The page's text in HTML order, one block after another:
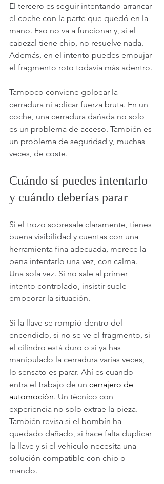
El tercero es seguir intentando arrancar
el coche con la parte que quedó en la
mano. Eso no va a funcionar y, si el
cabezal tiene chip, no resuelve nada.
Además, en el intento puedes empujar
el fragmento roto todavía más adentro.
Tampoco conviene golpear la
cerradura ni aplicar fuerza bruta. En un
coche, una cerradura dañada no solo
es un problema de acceso. También es
un problema de seguridad y, muchas
veces, de coste.
Cuándo sí puedes intentarlo
y cuándo deberías parar
Si el trozo sobresale claramente, tienes
buena visibilidad y cuentas con una
herramienta fina adecuada, merece la
pena intentarlo una vez, con calma.
Una sola vez. Si no sale al primer
intento controlado, insistir suele
empeorar la situación.
Si la llave se rompió dentro del
encendido, si no se ve el fragmento, si
el cilindro está duro o si ya has
manipulado la cerradura varias veces,
lo sensato es parar. Ahí es cuando
entra el trabajo de un cerrajero de
automoción. Un técnico con
experiencia no solo extrae la pieza.
También revisa si el bombín ha
quedado dañado, si hace falta duplicar
la llave y si el vehículo necesita una
solución compatible con chip o
mando.